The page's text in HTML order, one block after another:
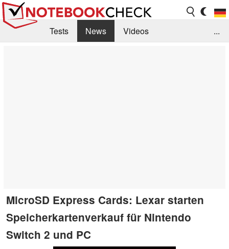
Tests News
Videos
...
MicroSD Express Cards: Lexar starten
Speicherkartenverkauf für Nintendo
Switch 2 und PC